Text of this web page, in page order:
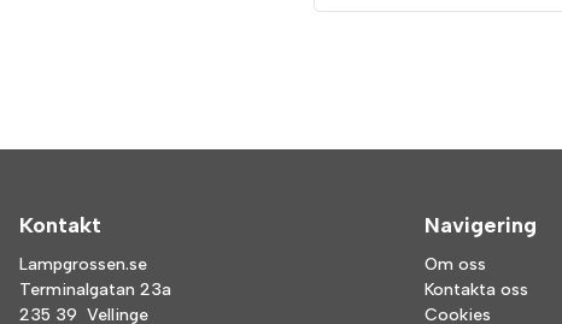
Kontakt
Lampgrossen.se
Terminalgatan 23a
235 39 Vellinge
Navigering
Om oss
Kontakta oss
Cookies